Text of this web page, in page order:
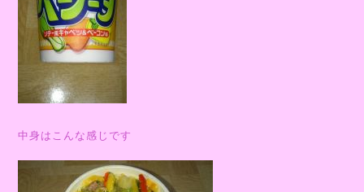
中身はこんな感じです